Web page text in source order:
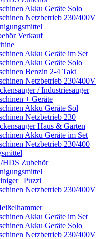
Akku Geräte Solo
Netzbetrieb 230/400V
Verkauf
Akku Geräte im Set
Akku Geräte Solo
Benzin 2-4 Takt
Netzbetrieb 230/400V
/ Industriesauger
+ Geräte
Akku Geräte Sol
Netzbetrieb 230
Haus & Garten
Akku Geräte im Set
Netzbetrieb 230/400
HDS Zubehör
| Puzzi
Netzbetrieb 230/400V
Akku Geräte im Set
Akku Geräte Solo
Netzbetrieb 230/400V